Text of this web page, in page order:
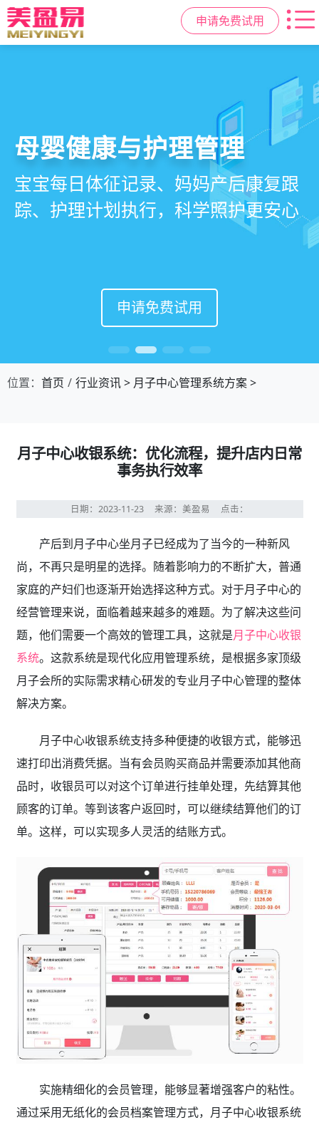
申请免费试用
智慧月子中心管理系统
一站式解决月子中心入住、护理、
餐饮、会员、财务、营销全流程管
理
申请免费试用
母婴健康与护理管理
宝宝每日体征记录、妈妈产后康复跟
踪、护理计划执行，科学照护更安心
申请免费试用
房态与预约管理
在线选房、预约入住、智能排房、资
源调度，提升入住率与客户满意度
申请免费试用
会员营销与智能锁客
会员积分、套餐定制、精准营销、客
户关怀，提升复购与转介绍
申请免费试用
位置： 首页 行业资讯> 月子中心管理系统方案>
月子中心收银系统：优化流程，提升店内日常
事务执行效率
日期：2023-11-23 来源：美盈易 点击：
产后到月子中心坐月子已经成为了当今的一种新风
尚，不再只是明星的选择。随着影响力的不断扩大，普通
家庭的产妇们也逐渐开始选择这种方式。对于月子中心的
经营管理来说，面临着越来越多的难题。为了解决这些问
题，他们需要一个高效的管理工具，这就是月子中心收银
系统。这款系统是现代化应用管理系统，是根据多家顶级
月子会所的实际需求精心研发的专业月子中心管理的整体
解决方案。
月子中心收银系统支持多种便捷的收银方式，能够迅
速打印出消费凭据。当有会员购买商品并需要添加其他商
品时，收银员可以对这个订单进行挂单处理，先结算其他
顾客的订单。等到该客户返回时，可以继续结算他们的订
单。这样，可以实现多人灵活的结账方式。
实施精细化的会员管理，能够显著增强客户的粘性。
通过采用无纸化的会员档案管理方式，月子中心收银系统